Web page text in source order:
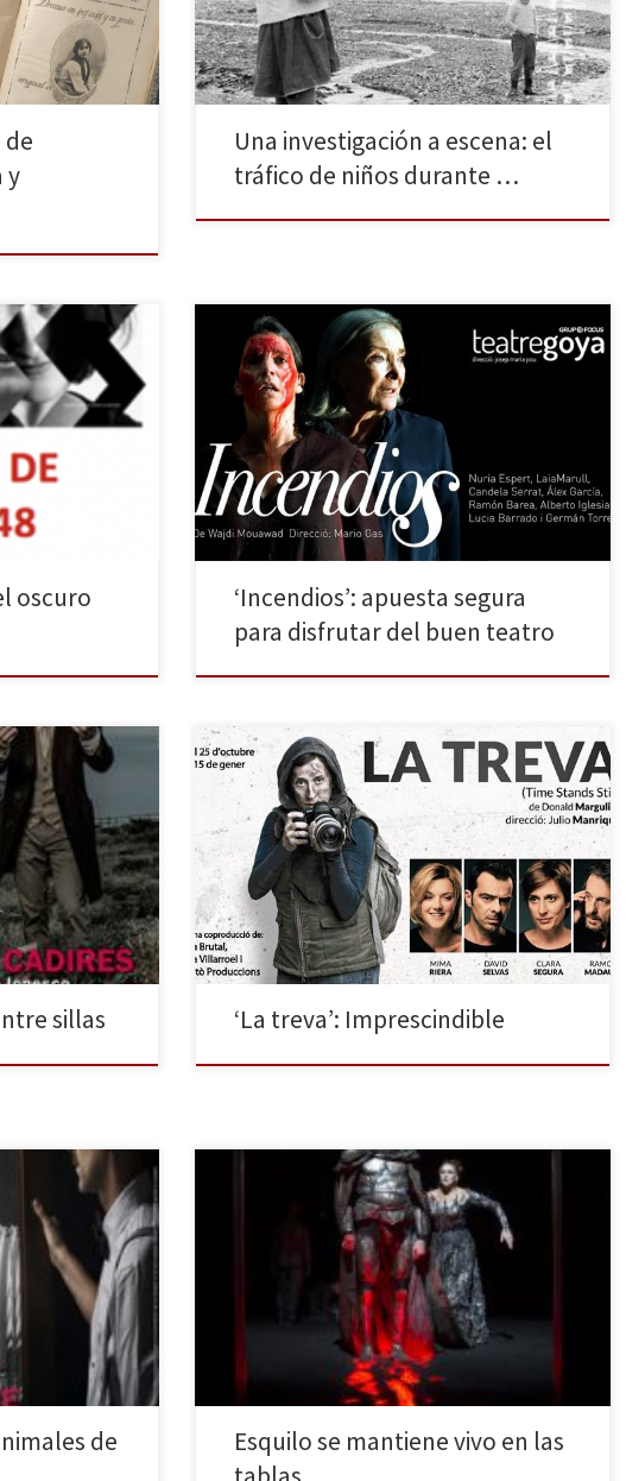
y
en diferentes archivos del territorio para rastrear unas
singulares peticiones de adopción en […]
Una investigación a escena: el
tráfico de niños durante …
de noviembre, el
Kane,
por Anna
“Les condicions
oscuro
El público catalán conoció a Wajdi Mouawad de la
mano de La Perla 29 y Oriol Broggi, a principios de
2012, con Incendies. El montaje estuvo varias
temporadas en cartel en Barcelona, siempre con un
lleno absoluto y elogiosas críticas. Después son
muchas las obras del autor libano-quebequés de las
[…]
‘Incendios’: apuesta segura
para disfrutar del buen teatro
Temporada Alta
la gran oferta
volando y se
fin de semana.
montaje pueda
sillas
Va a parecer que estoy empezando por el final, ya
que el único comentario posible para este montaje
es: id a verlo. Pocas cosas recomiendo yo
encarecidamente, y esta función es, sin ninguna duda,
una de ellas. No hay que dejársela perder y, por
suerte, estará en La Villarroel hasta […]
‘La treva’: Imprescindible
los títulos más
El zoo de vidre.
nos retrata a la
madre que
y
las ambiciones
de
Los montajes de teatro clásico grecolatino son, a la
vez, una tentación y un peligro en sí mismos. Nunca se
sabe por dónde saldrá el director del montaje en
cuestión, si se presenciará una representación
arqueológica o, por el contrario, un montaje tan
adaptado a la actualidad que de la […]
Esquilo se mantiene vivo en las